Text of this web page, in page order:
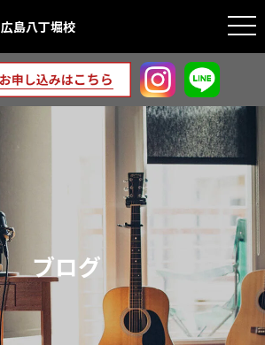
広島八丁堀校
ブログ